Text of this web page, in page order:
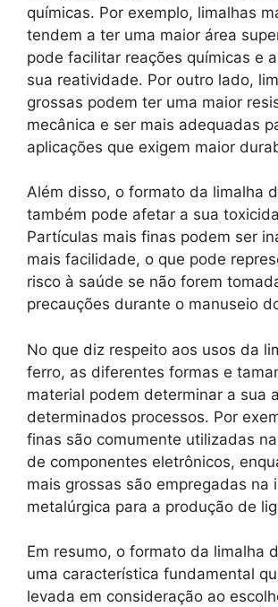
químicas. Por exemplo, limalhas
tendem a ter uma maior área
pode facilitar reações químicas e
sua reatividade. Por outro lado,
grossas podem ter uma maior
mecânica e ser mais adequadas
aplicações que exigem maior
Além disso, o formato da limalha
também pode afetar a sua
Partículas mais finas podem ser
mais facilidade, o que pode
risco à saúde se não forem
precauções durante o manuseio
No que diz respeito aos usos da
ferro, as diferentes formas e
material podem determinar a sua
determinados processos. Por
finas são comumente utilizadas
de componentes eletrônicos,
mais grossas são empregadas na
metalúrgica para a produção de
Em resumo, o formato da limalha
uma característica fundamental
levada em consideração ao